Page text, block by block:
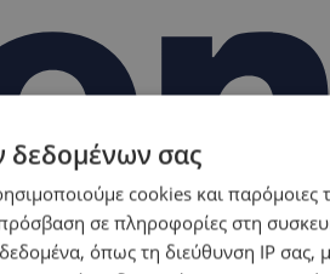
δεδομένων σας
cookies και παρόμοιες
σε πληροφορίες στη
όπως τη διεύθυνση IP σας,